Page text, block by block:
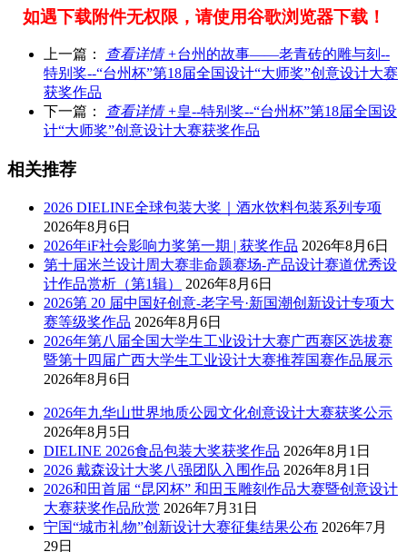
如遇下载附件无权限，请使用谷歌浏览器下载！
上一篇： 查看详情 +台州的故事——老青砖的雕与刻--
特别奖--“台州杯”第18届全国设计“大师奖”创意设计大赛
获奖作品
下一篇：
查看详情 +皇--特别奖--“台州杯”第18届全国设
计“大师奖”创意设计大赛获奖作品
相关推荐
2026 DIELINE全球包装大奖｜酒水饮料包装系列专项
2026年8月6日
2026年iF社会影响力奖第一期 | 获奖作品 2026年8月6日
第十届米兰设计周大赛非命题赛场-产品设计赛道优秀设
计作品赏析（第1辑）
2026年8月6日
2026第 20 届中国好创意-老字号·新国潮创新设计专项大
赛等级奖作品 2026年8月6日
2026年第八届全国大学生工业设计大赛广西赛区选拔赛
暨第十四届广西大学生工业设计大赛推荐国赛作品展示
2026年8月6日
2026年九华山世界地质公园文化创意设计大赛获奖公示
2026年8月5日
DIELINE 2026食品包装大奖获奖作品 2026年8月1日
2026 戴森设计大奖八强团队入围作品 2026年8月1日
2026和田首届 “昆冈杯” 和田玉雕刻作品大赛暨创意设计
大赛获奖作品欣赏 2026年7月31日
宁国“城市礼物”创新设计大赛征集结果公布 2026年7月
29日